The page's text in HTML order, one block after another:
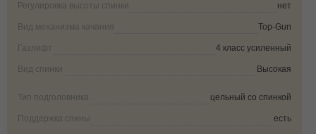
Регулировка высоты спинки нет
Вид механизма качания Top-Gun
Газлифт 4 класс усиленный
Вид спинки Высокая
Тип подголовника цельный со спинкой
Поддержка спины есть